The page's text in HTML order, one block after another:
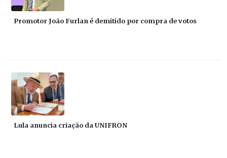
Promotor João Furlan é demitido por compra de votos
Lula anuncia criação da UNIFRON